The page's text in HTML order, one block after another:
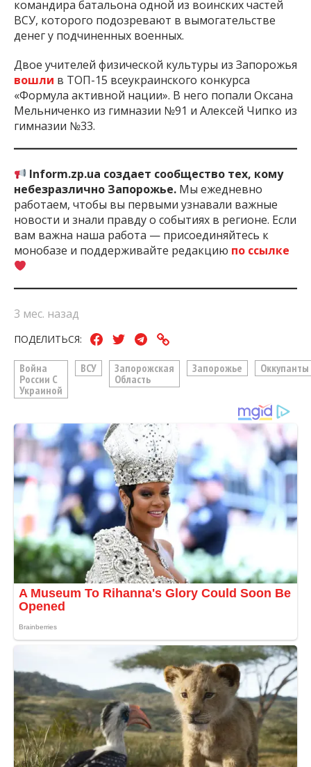
командира батальона одной из воинских частей
ВСУ, которого подозревают в вымогательстве
денег у подчиненных военных.
Двое учителей физической культуры из Запорожья
вошли в ТОП-15 всеукраинского конкурса
«Формула активной нации». В него попали Оксана
Мельниченко из гимназии №91 и Алексей Чипко из
гимназии №33.
Inform.zp.ua создает сообщество тех, кому
небезразлично Запорожье. Мы ежедневно
работаем, чтобы вы первыми узнавали важные
новости и знали правду о событиях в регионе. Если
вам важна наша работа — присоединяйтесь к
монобазе и поддерживайте редакцию по ссылке
3 мес. назад
ПОДЕЛИТЬСЯ:
Война
России С
Украиной
ВСУ
Запорожская
Область
Запорожье Оккупанты